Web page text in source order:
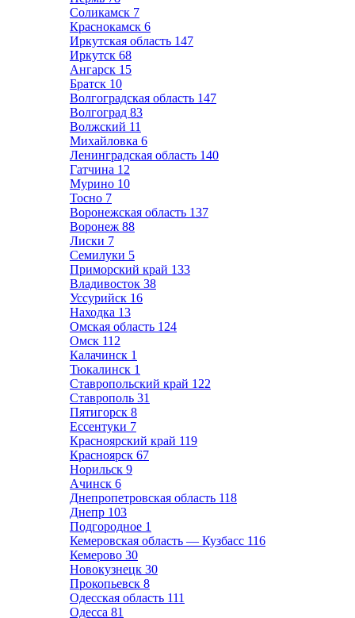
Соликамск 7
Краснокамск 6
Иркутская область 147
Иркутск 68
Ангарск 15
Братск 10
Волгоградская область 147
Волгоград 83
Волжский 11
Михайловка 6
Ленинградская область 140
Гатчина 12
Мурино 10
Тосно 7
Воронежская область 137
Воронеж 88
Лиски 7
Семилуки 5
Приморский край 133
Владивосток 38
Уссурийск 16
Находка 13
Омская область 124
Омск 112
Калачинск 1
Тюкалинск 1
Ставропольский край 122
Ставрополь 31
Пятигорск 8
Ессентуки 7
Красноярский край 119
Красноярск 67
Норильск 9
Ачинск 6
Днепропетровская область 118
Днепр 103
Подгородное 1
Кемеровская область — Кузбасс 116
Кемерово 30
Новокузнецк 30
Прокопьевск 8
Одесская область 111
Одесса 81